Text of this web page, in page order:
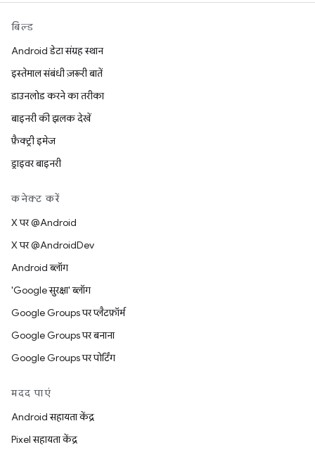
बिल्ड
Android डेटा संग्रह स्थान
इस्तेमाल संबंधी ज़रूरी बातें
डाउनलोड करने का तरीका
बाइनरी की झलक देखें
फ़ैक्ट्री इमेज
ड्राइवर बाइनरी
कनेक्ट करें
X पर @Android
X पर @AndroidDev
Android ब्लॉग
'Google सुरक्षा' ब्लॉग
Google Groups पर प्लैटफ़ॉर्म
Google Groups पर बनाना
Google Groups पर पोर्टिंग
मदद पाएं
Android सहायता केंद्र
Pixel सहायता केंद्र